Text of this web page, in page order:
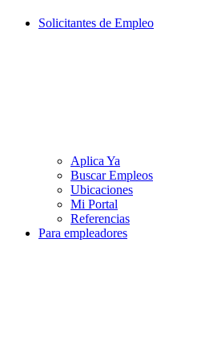
Solicitantes de Empleo
Aplica Ya
Buscar Empleos
Ubicaciones
Mi Portal
Referencias
Para empleadores